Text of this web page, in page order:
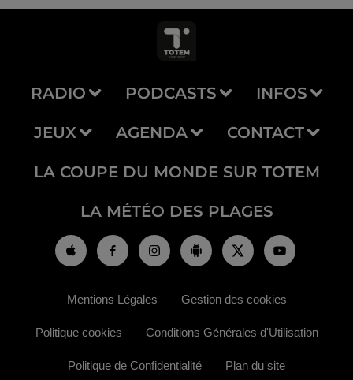
RADIO PODCASTS INFOS
JEUX AGENDA CONTACT
LA COUPE DU MONDE SUR TOTEM
LA MÉTÉO DES PLAGES
Mentions Légales Gestion des cookies
Politique cookies Conditions Générales d'Utilisation
Politique de Confidentialité Plan du site